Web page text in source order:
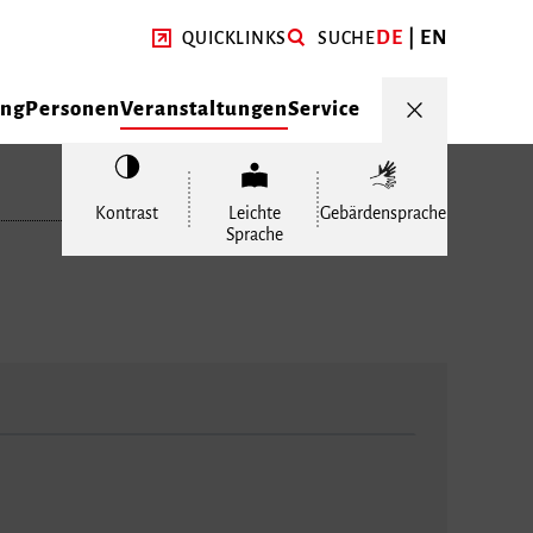
QUICKLINKS SUCHEDE EN
PersonenVeranstaltungenService
Kontrast
Leichte
Sprache
Gebärdensprache